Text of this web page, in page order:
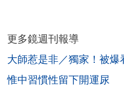
更多鏡週刊報導
大師惹是非／獨家！被
惟中習慣性留下開運尿